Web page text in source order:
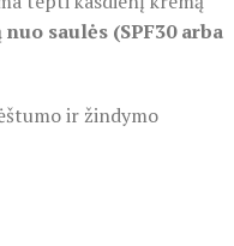
nuo saulės (SPF30 arba
ir žindymo